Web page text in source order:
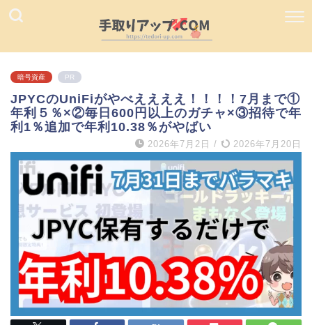
暗号資産 PR
JPYCのUniFiがやべええええ！！！！7月まで①
年利５％×②毎日600円以上のガチャ×③招待で年
利1％追加で年利10.38％がやばい
2026年7月2日 / 2026年7月20日